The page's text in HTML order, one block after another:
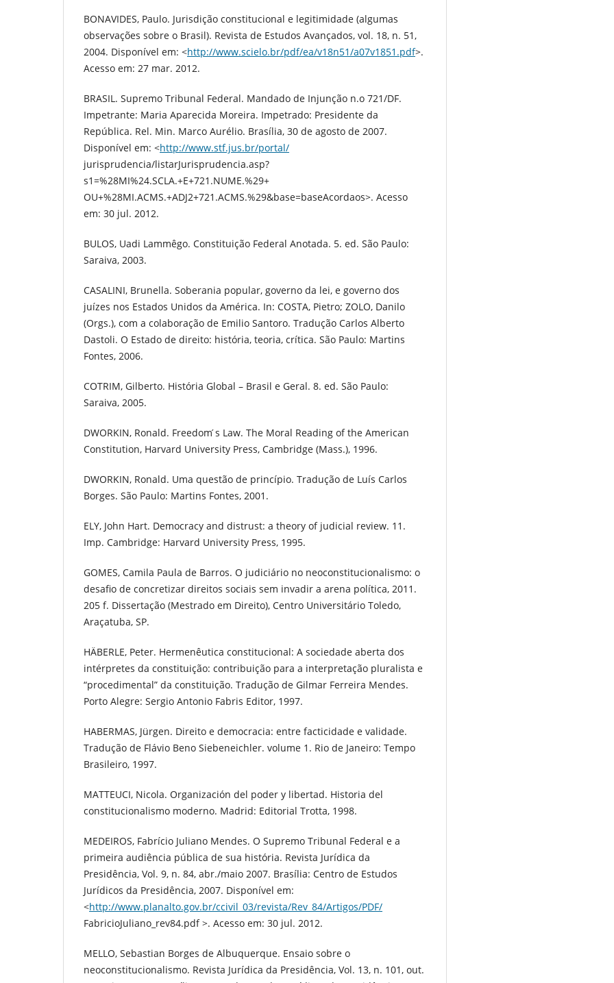
BONAVIDES, Paulo. Jurisdição constitucional e legitimidade (algumas
observações sobre o Brasil). Revista de Estudos Avançados, vol. 18, n. 51,
2004. Disponível em: <http://www.scielo.br/pdf/ea/v18n51/a07v1851.pdf>.
Acesso em: 27 mar. 2012.
BRASIL. Supremo Tribunal Federal. Mandado de Injunção n.o 721/DF.
Impetrante: Maria Aparecida Moreira. Impetrado: Presidente da
República. Rel. Min. Marco Aurélio. Brasília, 30 de agosto de 2007.
Disponível em: <http://www.stf.jus.br/portal/
jurisprudencia/listarJurisprudencia.asp?
s1=%28MI%24.SCLA.+E+721.NUME.%29+
OU+%28MI.ACMS.+ADJ2+721.ACMS.%29&base=baseAcordaos>. Acesso
em: 30 jul. 2012.
BULOS, Uadi Lammêgo. Constituição Federal Anotada. 5. ed. São Paulo:
Saraiva, 2003.
CASALINI, Brunella. Soberania popular, governo da lei, e governo dos
juízes nos Estados Unidos da América. In: COSTA, Pietro; ZOLO, Danilo
(Orgs.), com a colaboração de Emilio Santoro. Tradução Carlos Alberto
Dastoli. O Estado de direito: história, teoria, crítica. São Paulo: Martins
Fontes, 2006.
COTRIM, Gilberto. História Global – Brasil e Geral. 8. ed. São Paulo:
Saraiva, 2005.
DWORKIN, Ronald. Freedom ́s Law. The Moral Reading of the American
Constitution, Harvard University Press, Cambridge (Mass.), 1996.
DWORKIN, Ronald. Uma questão de princípio. Tradução de Luís Carlos
Borges. São Paulo: Martins Fontes, 2001.
ELY, John Hart. Democracy and distrust: a theory of judicial review. 11.
Imp. Cambridge: Harvard University Press, 1995.
GOMES, Camila Paula de Barros. O judiciário no neoconstitucionalismo: o
desafio de concretizar direitos sociais sem invadir a arena política, 2011.
205 f. Dissertação (Mestrado em Direito), Centro Universitário Toledo,
Araçatuba, SP.
HÄBERLE, Peter. Hermenêutica constitucional: A sociedade aberta dos
intérpretes da constituição: contribuição para a interpretação pluralista e
“procedimental” da constituição. Tradução de Gilmar Ferreira Mendes.
Porto Alegre: Sergio Antonio Fabris Editor, 1997.
HABERMAS, Jürgen. Direito e democracia: entre facticidade e validade.
Tradução de Flávio Beno Siebeneichler. volume 1. Rio de Janeiro: Tempo
Brasileiro, 1997.
MATTEUCI, Nicola. Organización del poder y libertad. Historia del
constitucionalismo moderno. Madrid: Editorial Trotta, 1998.
MEDEIROS, Fabrício Juliano Mendes. O Supremo Tribunal Federal e a
primeira audiência pública de sua história. Revista Jurídica da
Presidência, Vol. 9, n. 84, abr./maio 2007. Brasília: Centro de Estudos
Jurídicos da Presidência, 2007. Disponível em:
<http://www.planalto.gov.br/ccivil_03/revista/Rev_84/Artigos/PDF/
FabricioJuliano_rev84.pdf >. Acesso em: 30 jul. 2012.
MELLO, Sebastian Borges de Albuquerque. Ensaio sobre o
neoconstitucionalismo. Revista Jurídica da Presidência, Vol. 13, n. 101, out.